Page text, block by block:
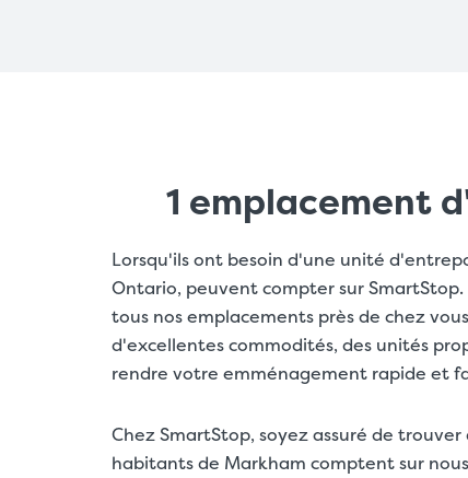
1 emplacement
Lorsqu'ils ont besoin d'une unité
Ontario, peuvent compter sur
tous nos emplacements près de chez
d'excellentes commodités, des unités
rendre votre emménagement rapide et
Chez SmartStop, soyez assuré de
habitants de Markham comptent sur